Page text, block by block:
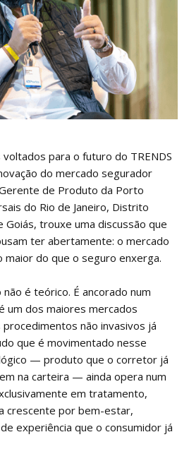
voltados para o futuro do TRENDS
do mercado segurador
de Produto da Porto
do Rio de Janeiro, Distrito
Goiás, trouxe uma discussão que
ter abertamente: o mercado
do que o seguro enxerga.
é teórico. É ancorado num
um dos maiores mercados
não invasivos já
que é movimentado nesse
— produto que o corretor já
na carteira — ainda opera num
em tratamento,
crescente por bem-estar,
experiência que o consumidor já